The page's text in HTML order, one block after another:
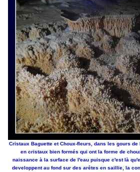
Cristaux Baguette et Choux-fleurs, dans les gours
en cristaux bien formés qui ont la forme de
naissance à la surface de l'eau puisque c'est là
developpent au fond sur des arêtes en saillie, la